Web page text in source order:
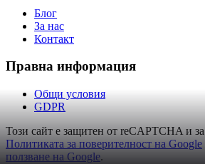
Блог
За нас
Контакт
Правна информация
Общи условия
GDPR
Този сайт е защитен от reCAPTCHA и
Политиката за поверителност на Google
ползване на Google.